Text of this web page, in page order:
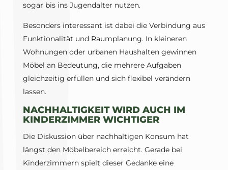
sogar bis ins Jugendalter nutzen.
Besonders interessant ist dabei die Verbindung aus
Funktionalität und Raumplanung. In kleineren
Wohnungen oder urbanen Haushalten gewinnen
Möbel an Bedeutung, die mehrere Aufgaben
gleichzeitig erfüllen und sich flexibel verändern
lassen.
NACHHALTIGKEIT WIRD AUCH IM
KINDERZIMMER WICHTIGER
Die Diskussion über nachhaltigen Konsum hat
längst den Möbelbereich erreicht. Gerade bei
Kinderzimmern spielt dieser Gedanke eine